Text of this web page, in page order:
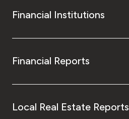
Financial Institutions
Financial Reports
Local Real Estate Reports